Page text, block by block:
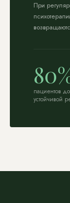
При
пациентов
устойчивой